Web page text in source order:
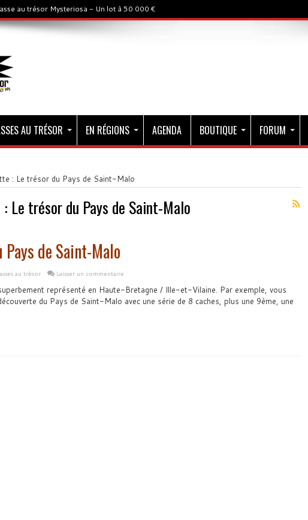
au trésor Mysteriosa - Un lot à 50 000 €
AU TRÉSOR EN RÉGIONS AGENDA BOUTIQUE FORUM
: Le trésor du Pays de Saint-Malo
: Le trésor du Pays de Saint-Malo
de Saint-Malo
au trésor Laisser un commentaire
représenté en Haute-Bretagne / Ille-et-Vilaine. Par exemple, vous
du Pays de Saint-Malo avec une série de 8 caches, plus une 9ème, une